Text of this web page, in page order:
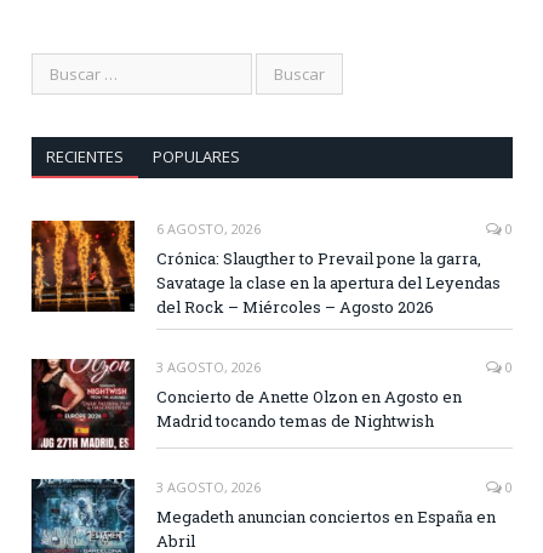
RECIENTES POPULARES
6 AGOSTO, 2026 0
Crónica: Slaugther to Prevail pone la garra,
Savatage la clase en la apertura del Leyendas
del Rock – Miércoles – Agosto 2026
3 AGOSTO, 2026 0
Concierto de Anette Olzon en Agosto en
Madrid tocando temas de Nightwish
3 AGOSTO, 2026 0
Megadeth anuncian conciertos en España en
Abril